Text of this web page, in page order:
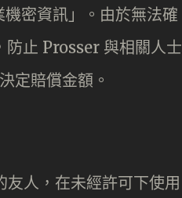
密資訊」。由於無法確
止 Prosser 與相關人士
定賠償金額。
人，在未經許可下使用